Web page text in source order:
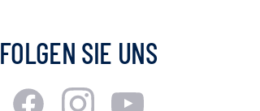
FOLGEN SIE UNS